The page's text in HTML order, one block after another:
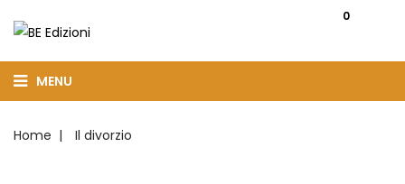
0
MENU
Home Il divorzio